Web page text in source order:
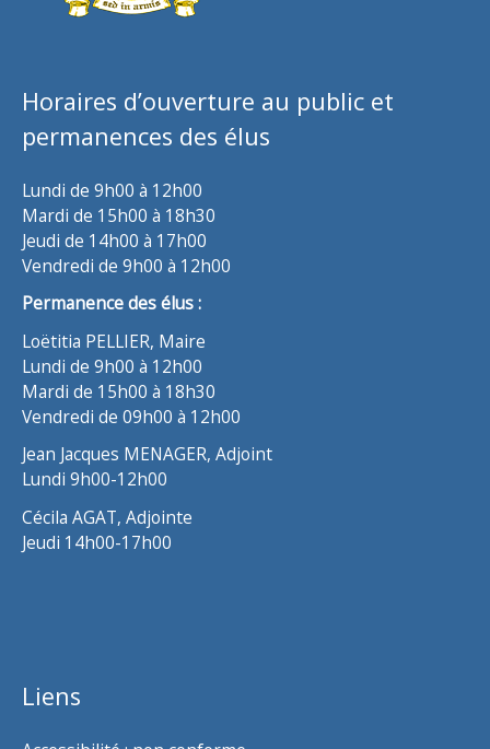
Horaires d’ouverture au public et
permanences des élus
Lundi de 9h00 à 12h00
Mardi de 15h00 à 18h30
Jeudi de 14h00 à 17h00
Vendredi de 9h00 à 12h00
Permanence des élus :
Loëtitia PELLIER, Maire
Lundi de 9h00 à 12h00
Mardi de 15h00 à 18h30
Vendredi de 09h00 à 12h00
Jean Jacques MENAGER, Adjoint
Lundi 9h00-12h00
Cécila AGAT, Adjointe
Jeudi 14h00-17h00
Liens